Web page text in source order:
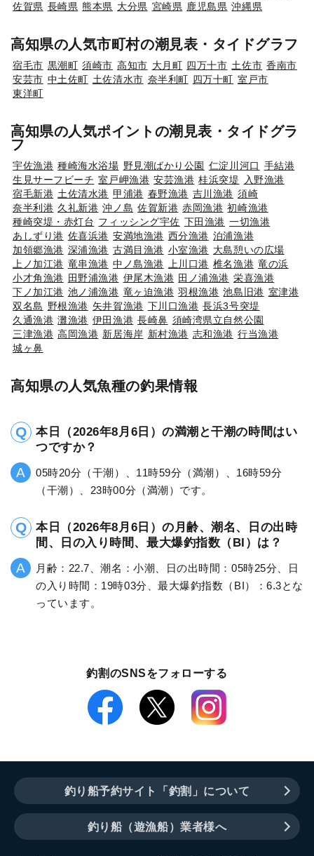
佐賀県 長崎県 熊本県 大分県 宮崎県 鹿児島県 沖縄県
高知県の人気市町村の潮見表・タイドグラフ
宿毛市 黒潮町 須崎市 高知市 大月町 四万十市 土佐市 香南市
安芸市 中土佐町 土佐清水市 奈半利町 四万十町 室戸市
東洋町
高知県の人気ポイントの潮見表・タイドグラ
フ
宇佐漁港 種崎海水浴場 野見潮ばかり公園 仁淀川河口 手結港
生見サーフビーチ 室戸岬漁港 安芸漁港 桂浜突堤
入野漁港
宿毛新港 土佐清水港 甲浦港 春野漁港 吉川漁港 須崎
奈半利港 久礼新港 沖ノ島 佐賀新港 赤岡漁港 初崎漁港
種崎突堤・赤灯台 フィッシング宇佐 下田漁港 一切漁港
あしずり港 佐喜浜港 安満地漁港 西分漁港 泊浦漁港
加領郷漁港 深浦漁港 古満目漁港 小室漁港 大島憩いの広場
上ノ加江港 竜串漁港 中ノ島漁港 上川口港 椎名漁港 竜の浜
小才角漁港 田野浦漁港 伊尾木漁港 田ノ浦漁港 栄喜漁港
下ノ加江港 池ノ浦漁港 竜ヶ迫漁港 羽根漁港 池島旧港 室津港
双名島 野根漁港 矢井賀漁港 下川口漁港 長浜3号突堤
久通漁港 灘漁港 伊田漁港 長崎鼻 須崎湾県立自然公園
三津漁港 高岡漁港 新居海岸 新村漁港 志和漁港 行当漁港
城ヶ鼻
高知県の人気魚種の釣果情報
本日（2026年8月6日）の満潮と干潮の時間はい
つですか？
05時20分（干潮）、11時59分（満潮）、16時59分
（干潮）、23時00分（満潮）です。
本日（2026年8月6日）の月齢、潮名、日の出時
間、日の入り時間、最大爆釣指数（BI）は？
月齢：22.7、潮名：小潮、日の出時間：05時25分、日
の入り時間：19時03分、最大爆釣指数（BI）：6.3とな
っています。
釣割のSNSをフォローする
釣り船予約サイト「釣割」について
釣り船（遊漁船）業者様へ